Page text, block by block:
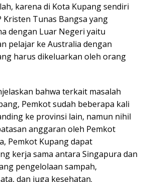
karena di Kota Kupang sendiri
Kristen Tunas Bangsa yang
dengan Luar Negeri yaitu
pelajar ke Australia dengan
harus dikeluarkan oleh orang
bahwa terkait masalah
Pemkot sudah beberapa kali
ke provinsi lain, namun nihil
anggaran oleh Pemkot
Pemkot Kupang dapat
kerja sama antara Singapura dan
pengelolaan sampah,
dan juga kesehatan.